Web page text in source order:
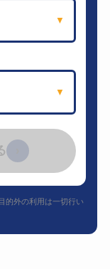
▼
▼
的外の利用は一切行い